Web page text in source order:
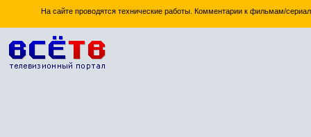
На сайте проводятся технические работы. Комментарии к фильмам/